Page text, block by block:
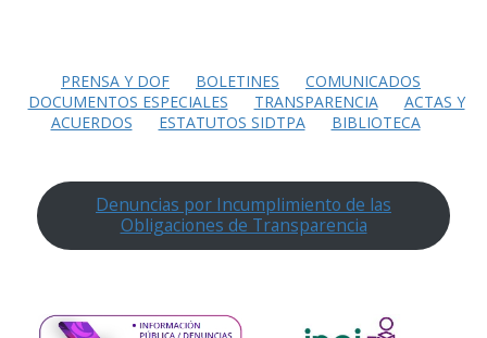
PRENSA Y DOF BOLETINES
COMUNICADOS
DOCUMENTOS ESPECIALES
TRANSPARENCIA
ACTAS Y
ACUERDOS
ESTATUTOS SIDTPA BIBLIOTECA
Denuncias por Incumplimiento de las
Obligaciones de Transparencia